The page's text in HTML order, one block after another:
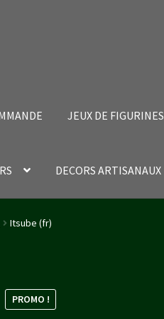
JEUX DE FIGURINES
DECORS ARTISANAUX
Page Validation de la commande
Itsube (fr)
PROMO !